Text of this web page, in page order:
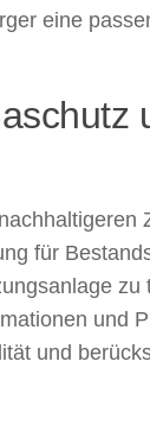
eine
für
und
und